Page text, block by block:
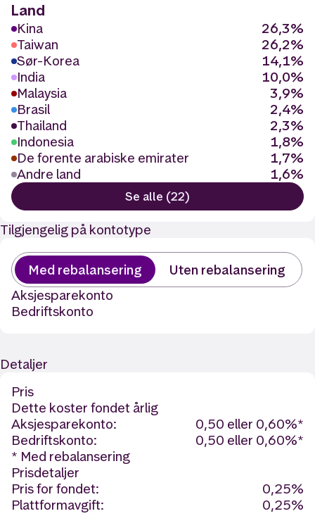
Land
Kina
26,3%
Taiwan
26,2%
Sør-Korea
14,1%
India
10,0%
Malaysia
3,9%
Brasil
2,4%
Thailand
2,3%
Indonesia
1,8%
De forente arabiske emirater
1,7%
Andre land
1,6%
Se alle (22)
Tilgjengelig på kontotype
Med rebalansering
Uten rebalansering
Aksjesparekonto
Bedriftskonto
Detaljer
Pris
Dette koster fondet årlig
Aksjesparekonto:
0,50 eller 0,60%*
Bedriftskonto:
0,50 eller 0,60%*
* Med rebalansering
Prisdetaljer
Pris for fondet:
0,25%
Plattformavgift:
0,25%